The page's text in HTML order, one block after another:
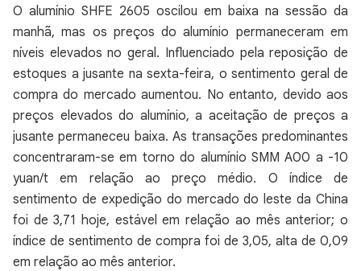
O alumínio SHFE 2605 oscilou em baixa na sessão da
manhã, mas os preços do alumínio permaneceram em
níveis elevados no geral. Influenciado pela reposição de
estoques a jusante na sexta-feira, o sentimento geral de
compra do mercado aumentou. No entanto, devido aos
preços elevados do alumínio, a aceitação de preços a
jusante permaneceu baixa. As transações predominantes
concentraram-se em torno do alumínio SMM A00 a -10
yuan/t em relação ao preço médio. O índice de
sentimento de expedição do mercado do leste da China
foi de 3,71 hoje, estável em relação ao mês anterior; o
índice de sentimento de compra foi de 3,05, alta de 0,09
em relação ao mês anterior.